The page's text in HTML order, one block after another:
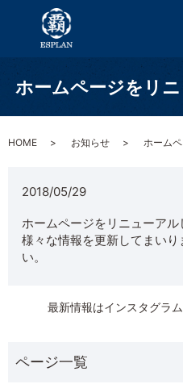
ホームページをリニ
HOME お知らせ ホーム
2018/05/29
ホームページをリニューア
様々な情報を更新してまい
い。
最新情報はインスタグラ